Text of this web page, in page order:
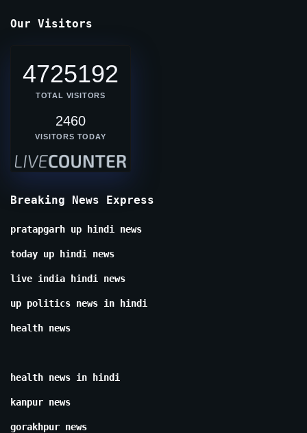
Our Visitors
4725192
TOTAL VISITORS
2460
VISITORS TODAY
Breaking News Express
pratapgarh up hindi news
today up hindi news
live india hindi news
up politics news in hindi
health news
health news in hindi
kanpur news
gorakhpur news